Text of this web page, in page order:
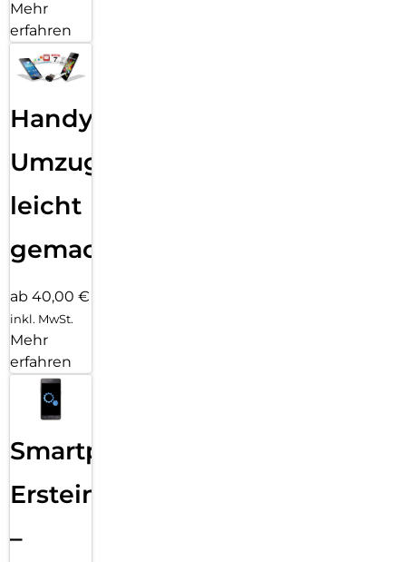
Mehr
erfahren
Handy
Umzug
leicht
gemacht!
ab 40,00 €
inkl. MwSt.
Mehr
erfahren
Smartphone
Ersteinrichtung
–